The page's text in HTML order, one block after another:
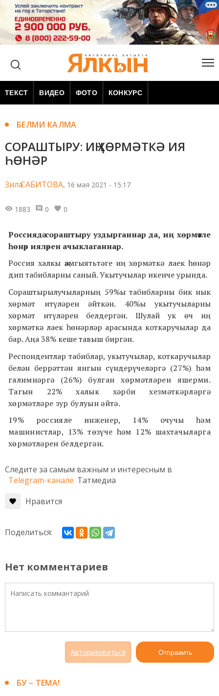
ТЕКСТ ВИДЕО ФОТО КОНКУРС
БЕЛМИ КАЛМА
СОРАШТЫРУ: ИҢ ХӨРМӘТКӘ ИЯ
ҺӨНӘР
Зилә САБИТОВА, 16 мая 2021 - 15:17
1883 0 0
Россиядә сораштыру уздырганнар да, иң хөрмәтле
һөнәр ияләрен ачыклаганнар.
Россия халкы җәмгыятьтәге иң хөрмәткә лаек һөнәр
дип табибларны саный. Укытучылар икенче урында.
Сораштырылучыларның 59%ы табибларны бик нык
хөрмәт итүләрен әйткән. 40%ы укытучыларны
хөрмәт итүләрен белдергән. Шулай ук өч иң
хөрмәткә лаек һөнәрләр арасында коткаручылар да
бар. Аңа 38% кеше тавыш биргән.
Респондентлар табиблар, укытучылар, коткаручылар
белән беррәттән янгын сүндерүчеләргә (27%) һәм
галимнәргә (26%) булган хөрмәтләрен яшерми.
Тагын 22% халык хәрби хезмәткәрләргә
хөрмәтләре зур булуын әйтә.
19% россияле инженер, 14% очучы һәм
машинистлар, 13% төзүче һәм 12% шахтачыларга
хөрмәтләрен белдергән.
Следите за самым важным и интересным в
Telegram-канале Татмедиа
Нравится
Поделиться:
Нет комментариев
Авторизоваться Отправить
БУ – ТЕМА!